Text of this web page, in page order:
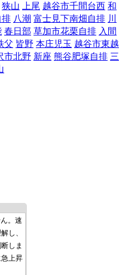
狭山 上尾 越谷市千間台西 和
排 八潮 富士見下南畑自排 川
春日部 草加市花栗自排 入間
父 皆野 本庄児玉 越谷市東越
市北野 新座 熊谷肥塚自排 三
。速
し、
しま
上昇